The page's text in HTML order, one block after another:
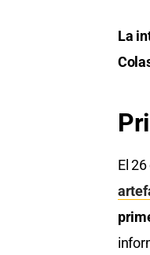
La
El